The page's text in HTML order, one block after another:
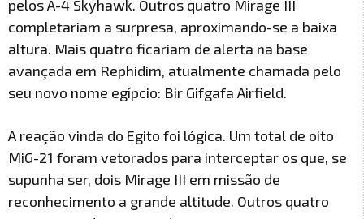
pelos A-4 Skyhawk. Outros quatro Mirage III
completariam a surpresa, aproximando-se a baixa
altura. Mais quatro ficariam de alerta na base
avançada em Rephidim, atualmente chamada pelo
seu novo nome egípcio: Bir Gifgafa Airfield.
A reação vinda do Egito foi lógica. Um total de oito
MiG-21 foram vetorados para interceptar os que, se
supunha ser, dois Mirage III em missão de
reconhecimento a grande altitude. Outros quatro